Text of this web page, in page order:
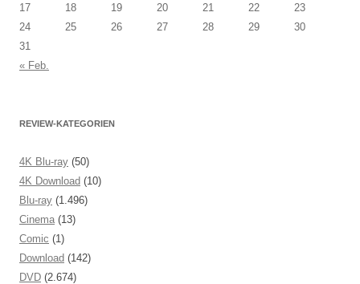
17
18 19 20 21 22
23
24
25 26 27 28 29
30
31
« Feb.
REVIEW-KATEGORIEN
4K Blu-ray (50)
4K Download (10)
Blu-ray (1.496)
Cinema (13)
Comic (1)
Download (142)
DVD (2.674)